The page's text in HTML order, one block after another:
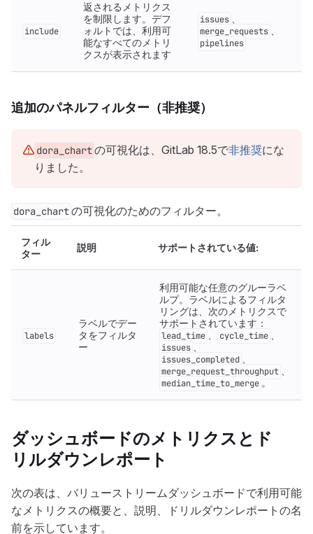
include
返されるメトリクス
を制限します。デフ
ォルトでは、利用可
能なすべてのメトリ
クスが表示されます
issues
merge_requests
pipelines
追加のパネルフィルター（非推奨）
dora_chartの可視化は、GitLab 18.5で非推奨にな
りました。
dora_chartの可視化のためのフィルター。
フィル
ター
説明 サポートされている値:
labels
ラベルでデー
タをフィルタ
ー
利用可能な任意のグルーラベ
ルプ。ラベルによるフィルタ
リングは、次のメトリクスで
サポートされています：
lead_time cycle_time
issues
issues_completed
merge_request_throughput
median_time_to_merge 。
ダッシュボードのメトリクスとド
リルダウンレポート
次の表は、バリューストリームダッシュボードで利用可能
なメトリクスの概要と、説明、ドリルダウンレポートの名
前を示しています。